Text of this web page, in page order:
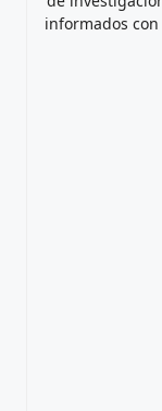
informados